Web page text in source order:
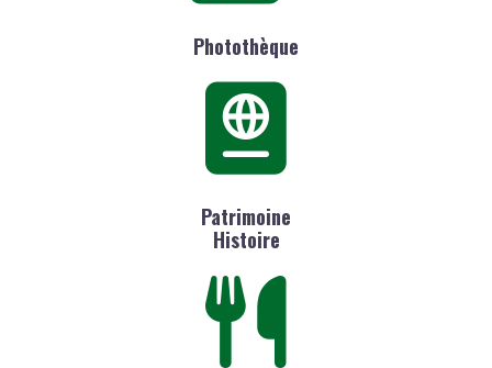
Photothèque
Patrimoine
Histoire